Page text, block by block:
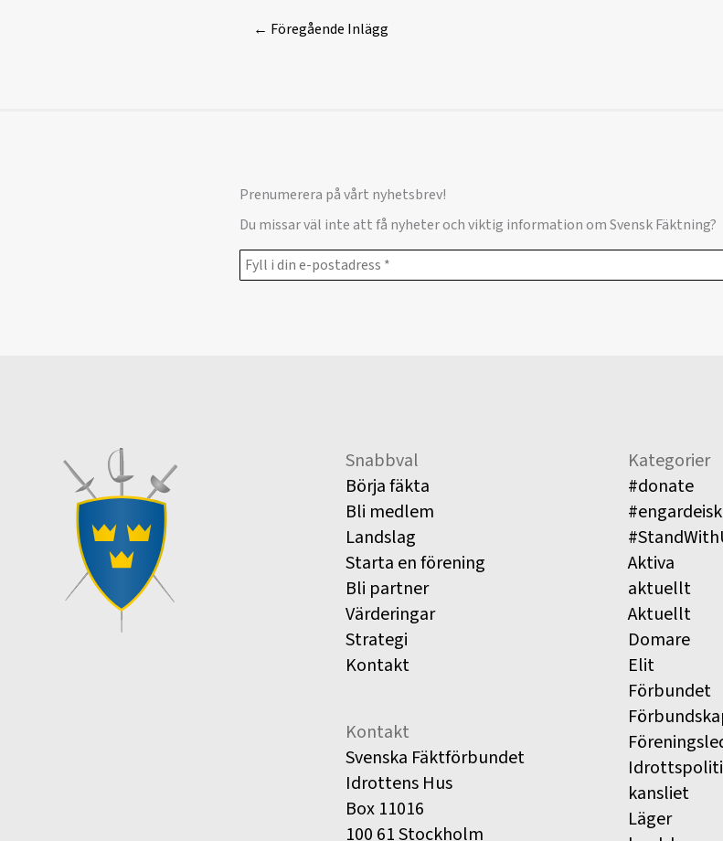
← Föregående Inlägg
Prenumerera på vårt nyhetsbrev!
Du missar väl inte att få nyheter och viktig information om Svensk Fäktning?
Snabbval
Börja fäkta
Bli medlem
Landslag
Starta en förening
Bli partner
Värderingar
Strategi
Kontakt
Kontakt
Svenska Fäktförbundet
Idrottens Hus
Box 11016
100 61 Stockholm
Kategorier
#donate
Aktiva
aktuellt
Aktuellt
Domare
Elit
Förbundet
kansliet
Läger